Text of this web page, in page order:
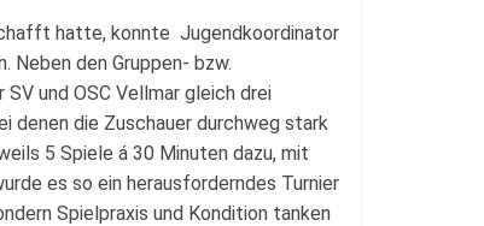
hatte, konnte Jugendkoordinator
Neben den Gruppen- bzw.
und OSC Vellmar gleich drei
denen die Zuschauer durchweg stark
5 Spiele á 30 Minuten dazu, mit
es so ein herausforderndes Turnier
Spielpraxis und Kondition tanken